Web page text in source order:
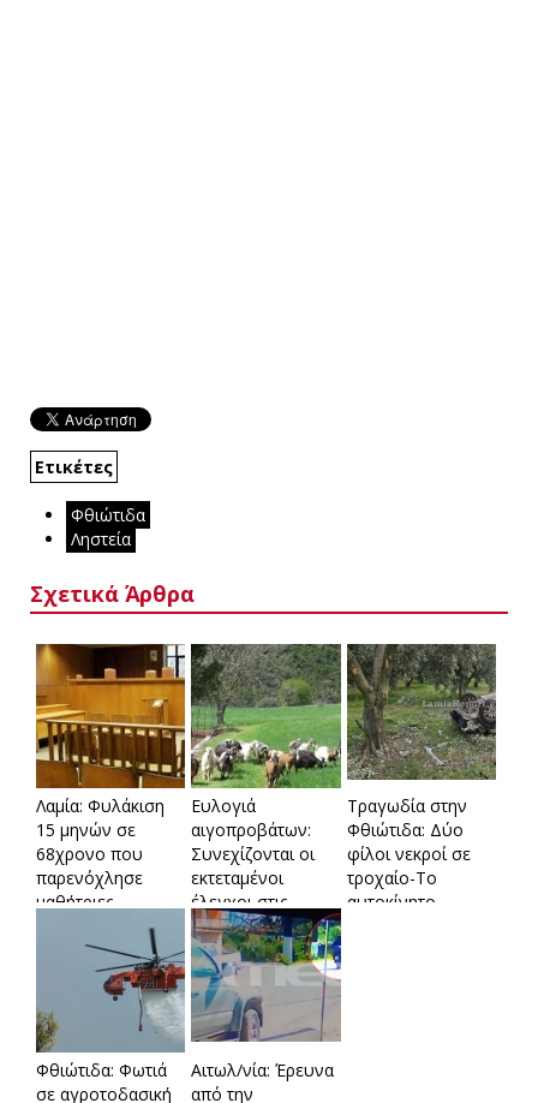
Ετικέτες
Φθιώτιδα
Ληστεία
Σχετικά Άρθρα
Λαμία: Φυλάκιση
15 μηνών σε
68χρονο που
παρενόχλησε
μαθήτριες –
«Ήταν για πλάκα»,
είπε στο
δικαστήριο
Ευλογιά
αιγοπροβάτων:
Συνεχίζονται οι
εκτεταμένοι
έλεγχοι στις
πληγείσες
περιοχές
Τραγωδία στην
Φθιώτιδα: Δύο
φίλοι νεκροί σε
τροχαίο-Το
αυτοκίνητο
Φθιώτιδα: Φωτιά
σε αγροτοδασική
Αιτωλ/νία: Έρευνα
από την